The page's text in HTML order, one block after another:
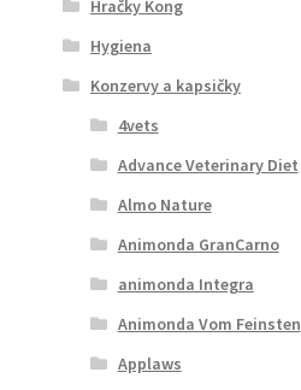
Hračky Kong
Hygiena
Konzervy a kapsičky
4vets
Advance Veterinary Diet
Almo Nature
Animonda GranCarno
animonda Integra
Animonda Vom Feinsten
Applaws